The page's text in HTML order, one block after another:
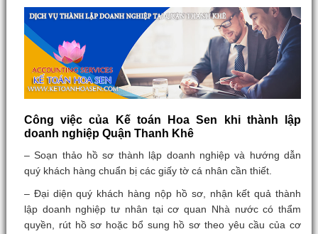
Công việc của Kế toán Hoa Sen khi thành lập
doanh nghiệp Quận Thanh Khê
– Soạn thảo hồ sơ thành lập doanh nghiệp và hướng dẫn
quý khách hàng chuẩn bị các giấy tờ cá nhân cần thiết.
– Đại diện quý khách hàng nộp hồ sơ, nhận kết quả thành
lập doanh nghiệp tư nhân tại cơ quan Nhà nước có thẩm
quyền, rút hồ sơ hoặc bổ sung hồ sơ theo yêu cầu của cơ